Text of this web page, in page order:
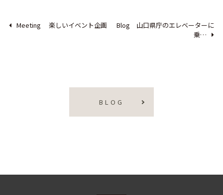
Meeting 楽しいイベント企画
Blog 山口県庁のエレベーターに
乗…
BLOG